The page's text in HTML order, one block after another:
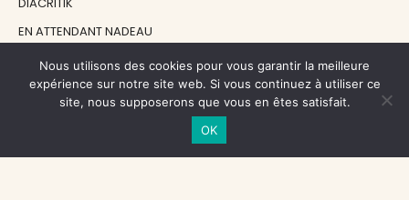
EN ATTENDANT NADEAU
NOS SOUTIENS
Nous utilisons des cookies pour vous garantir la meilleure
expérience sur notre site web. Si vous continuez à utiliser ce
site, nous supposerons que vous en êtes satisfait.
OK